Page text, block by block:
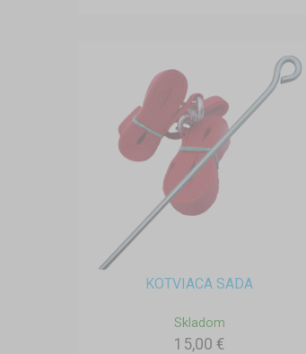
KOTVIACA SADA
Skladom
15,00 €